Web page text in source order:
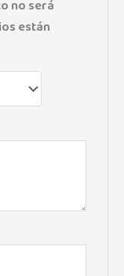
no será
están